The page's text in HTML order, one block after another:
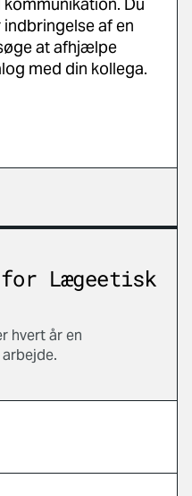
af en
at afhjælpe
med din kollega.
Lægeetisk
hvert år en